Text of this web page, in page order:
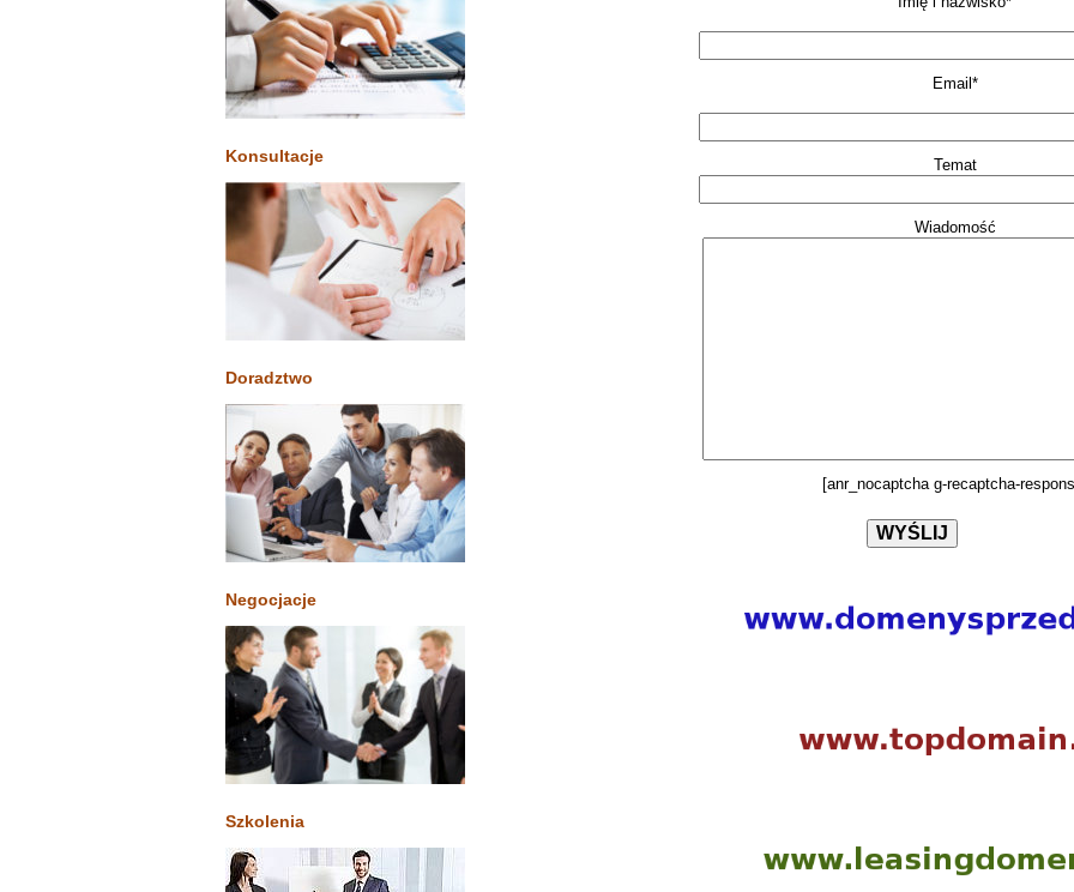
Konsultacje
Doradztwo
Negocjacje
Szkolenia
Email*
Temat
Wiadomość
[anr_nocaptcha g-recaptcha-